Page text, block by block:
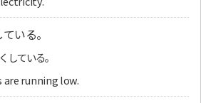
いる。
している。
are running low.